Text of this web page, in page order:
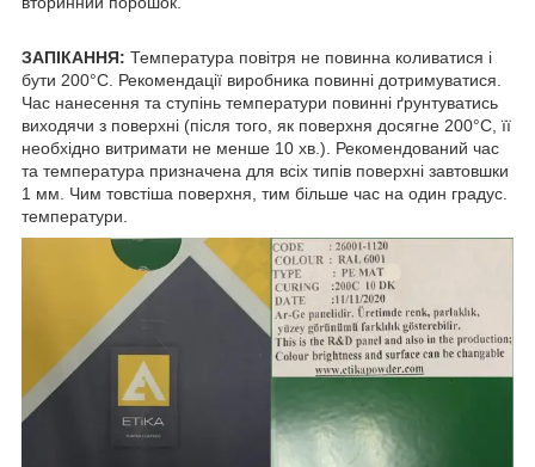
ЗАПІКАННЯ: Температура повітря не повинна коливатися і
бути 200°С. Рекомендації виробника повинні дотримуватися.
Час нанесення та ступінь температури повинні ґрунтуватись
виходячи з поверхні (після того, як поверхня досягне 200°С, її
необхідно витримати не менше 10 хв.). Рекомендований час
та температура призначена для всіх типів поверхні завтовшки
1 мм. Чим товстіша поверхня, тим більше час на один градус.
температури.